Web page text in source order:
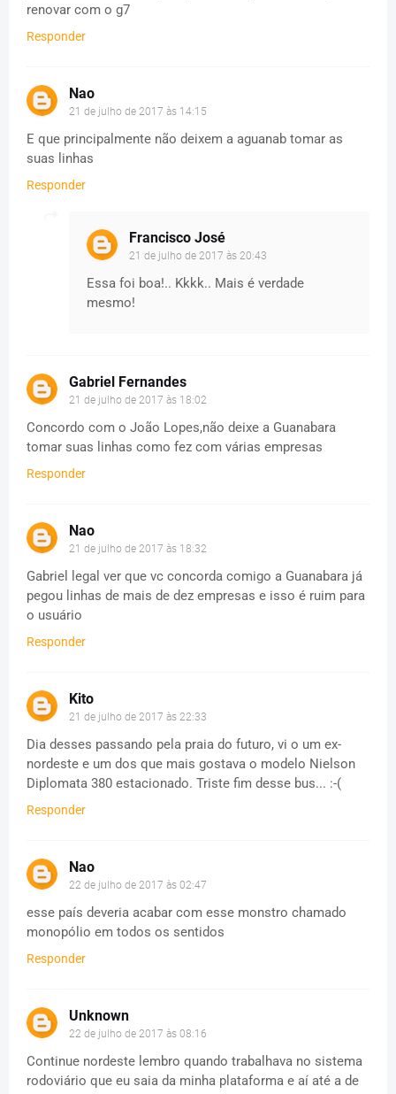
renovar com o g7
Responder
Nao
21 de julho de 2017 às 14:15
E que principalmente não deixem a aguanab tomar as
suas linhas
Responder
Francisco José
21 de julho de 2017 às 20:43
Essa foi boa!.. Kkkk.. Mais é verdade
mesmo!
Gabriel Fernandes
21 de julho de 2017 às 18:02
Concordo com o João Lopes,não deixe a Guanabara
tomar suas linhas como fez com várias empresas
Responder
Nao
21 de julho de 2017 às 18:32
Gabriel legal ver que vc concorda comigo a Guanabara já
pegou linhas de mais de dez empresas e isso é ruim para
o usuário
Responder
Kito
21 de julho de 2017 às 22:33
Dia desses passando pela praia do futuro, vi o um ex-
nordeste e um dos que mais gostava o modelo Nielson
Diplomata 380 estacionado. Triste fim desse bus... :-(
Responder
Nao
22 de julho de 2017 às 02:47
esse país deveria acabar com esse monstro chamado
monopólio em todos os sentidos
Responder
Unknown
22 de julho de 2017 às 08:16
Continue nordeste lembro quando trabalhava no sistema
rodoviário que eu saia da minha plataforma e aí até a de